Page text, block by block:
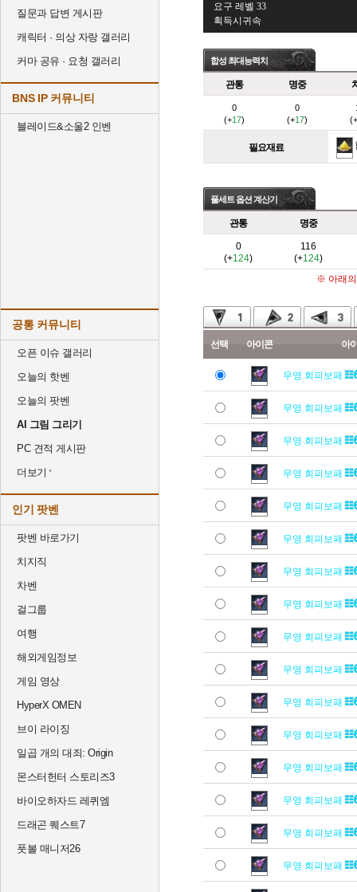
질문과 답변 게시판
캐릭터 · 의상 자랑 갤러리
커마 공유 · 요청 갤러리
BNS IP 커뮤니티
블레이드&소울2 인벤
공통 커뮤니티
오픈 이슈 갤러리
오늘의 핫벤
오늘의 팟벤
AI 그림 그리기
PC 견적 게시판
더보기
인기 팟벤
팟벤 바로가기
치지직
차벤
걸그룹
여행
해외게임정보
게임 영상
HyperX OMEN
브이 라이징
일곱 개의 대죄: Origin
몬스터헌터 스토리즈3
바이오하자드 레퀴엠
드래곤 퀘스트7
풋볼 매니저26
요구 레벨 33
획득시귀속
합성 최대능력치
관통 명중
0
(+17)
0
(+17)
(+
필요재료
풀세트 옵션 계산기
관통 명중
0
(+124)
116
(+124)
※ 아래의
선택 아이콘 아
무영 회피보패
무영 회피보패
무영 회피보패
무영 회피보패
무영 회피보패
무영 회피보패
무영 회피보패
무영 회피보패
무영 회피보패
무영 회피보패
무영 회피보패
무영 회피보패
무영 회피보패
무영 회피보패
무영 회피보패
무영 회피보패